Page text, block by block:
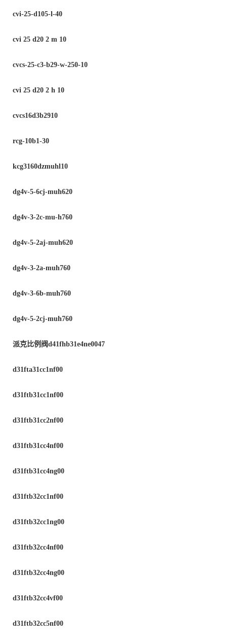
cvi-25-d105-l-40
cvi 25 d20 2 m 10
cvcs-25-c3-b29-w-250-10
cvi 25 d20 2 h 10
cvcs16d3b2910
rcg-10b1-30
kcg3160dzmuhl10
dg4v-5-6cj-muh620
dg4v-3-2c-mu-h760
dg4v-5-2aj-muh620
dg4v-3-2a-muh760
dg4v-3-6b-muh760
dg4v-5-2cj-muh760
派克比例阀d41fhb31e4ne0047
d31fta31cc1nf00
d31ftb31cc1nf00
d31ftb31cc2nf00
d31ftb31cc4nf00
d31ftb31cc4ng00
d31ftb32cc1nf00
d31ftb32cc1ng00
d31ftb32cc4nf00
d31ftb32cc4ng00
d31ftb32cc4vf00
d31ftb32cc5nf00